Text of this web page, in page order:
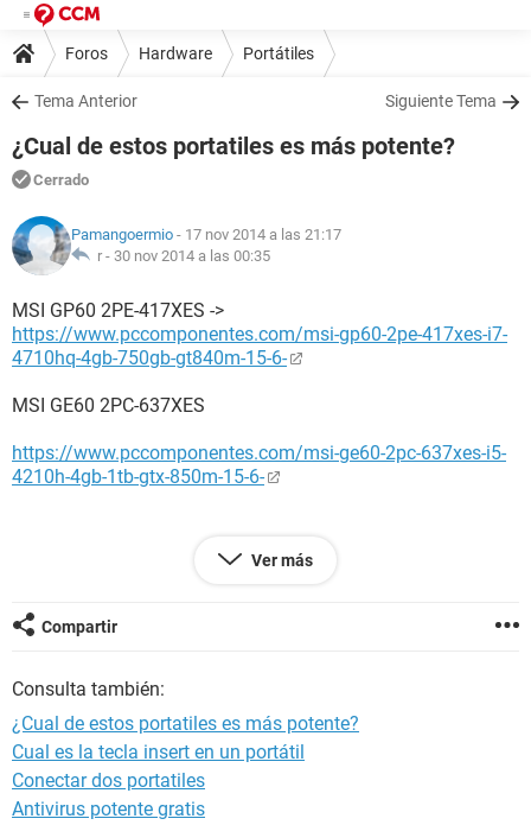
Foros Hardware Portátiles
Tema Anterior Siguiente Tema
¿Cual de estos portatiles es más potente?
Cerrado
Pamangoermio - 17 nov 2014 a las 21:17
r - 30 nov 2014 a las 00:35
MSI GP60 2PE-417XES ->
https://www.pccomponentes.com/msi-gp60-2pe-417xes-i7-
4710hq-4gb-750gb-gt840m-15-6-
MSI GE60 2PC-637XES
https://www.pccomponentes.com/msi-ge60-2pc-637xes-i5-
4210h-4gb-1tb-gtx-850m-15-6-
Cada uno cuenta con especificaciones muy buenas para el
precio. Pero no se cual será más potente, puesto que el
procesador, mientras que el primero tiene un procesador
muy potente pero tiene una gráfica bastante peor.
Lo que deseo es el máximo rendimiento ya sea para juegos
de nueva generación como diseño y renderizado 3D.
Ver más
Compartir
Consulta también:
¿Cual de estos portatiles es más potente?
Cual es la tecla insert en un portátil
Conectar dos portatiles
Antivirus potente gratis